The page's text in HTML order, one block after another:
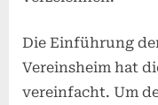
Die Einführung
Vereinsheim hat
vereinfacht. Um